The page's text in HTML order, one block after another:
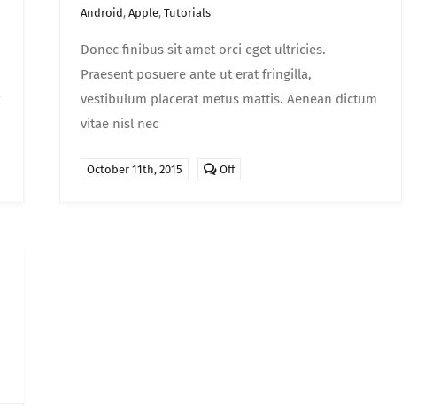
Android,Apple,Tutorials
Donec finibus sit amet orci eget ultricies.
Praesent posuere ante ut erat fringilla,
vestibulum placerat metus mattis. Aenean dictum
vitae nisl nec
October 11th, 2015 OffComments